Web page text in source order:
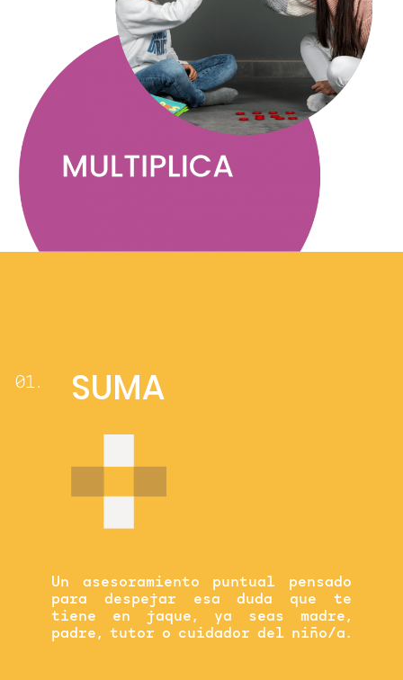
01. SUMA
Un asesoramiento puntual pensado
para despejar esa duda que te
tiene en jaque, ya seas madre,
padre, tutor o cuidador del niño/a.